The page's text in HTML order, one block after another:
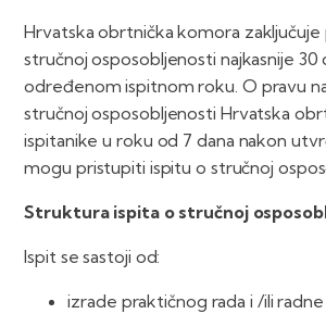
Hrvatska obrtnička komora zaključuje
stručnoj osposobljenosti najkasnije
određenom ispitnom roku. O pravu
stručnoj osposobljenosti Hrvatska
ispitanike u roku od 7 dana nakon
mogu pristupiti ispitu o stručnoj
Struktura ispita o stručnoj
Ispit se sastoji od:
izrade praktičnog rada i /ili